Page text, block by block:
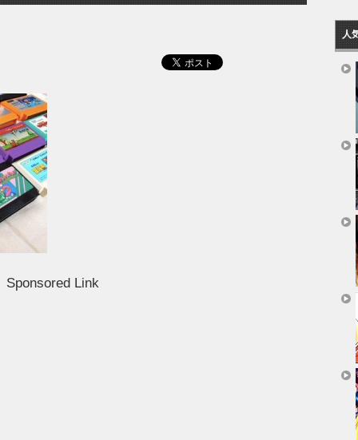
Sponsored Link
人